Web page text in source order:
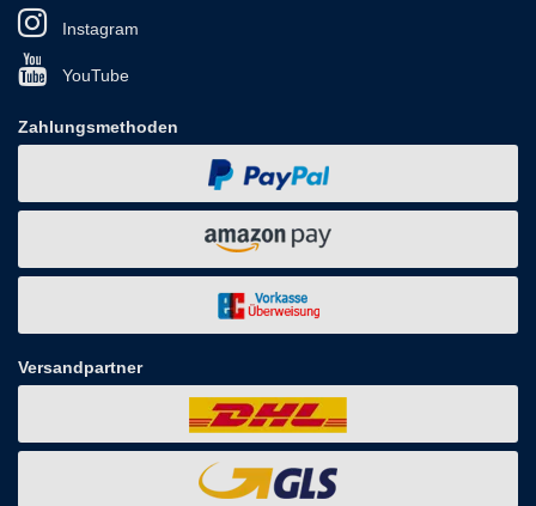
Instagram
YouTube
Zahlungsmethoden
Versandpartner